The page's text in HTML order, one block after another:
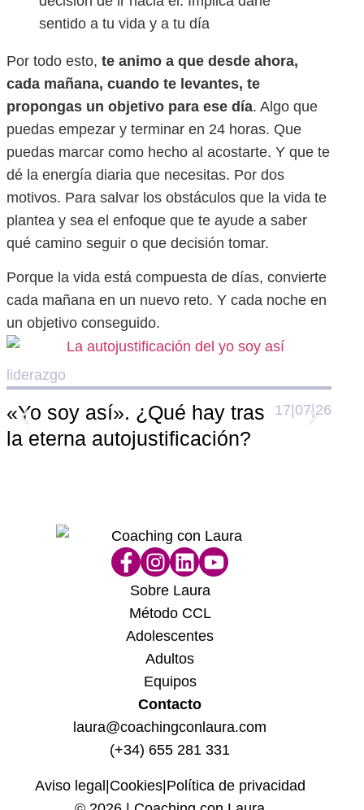
sentido a tu vida y a tu día
Por todo esto, te animo a que desde ahora,
cada mañana, cuando te levantes, te
propongas un objetivo para ese día. Algo que
puedas empezar y terminar en 24 horas. Que
puedas marcar como hecho al acostarte. Y que te
dé la energía diaria que necesitas. Por dos
motivos. Para salvar los obstáculos que la vida te
plantea y sea el enfoque que te ayude a saber
qué camino seguir o que decisión tomar.
Porque la vida está compuesta de días, convierte
cada mañana en un nuevo reto. Y cada noche en
un objetivo conseguido.
liderazgo
17|07|26
«Yo soy así». ¿Qué hay tras
la eterna autojustificación?
Sobre Laura
Método CCL
Adolescentes
Adultos
Equipos
Contacto
laura@coachingconlaura.com
(+34) 655 281 331
Aviso legal Cookies| Política de privacidad